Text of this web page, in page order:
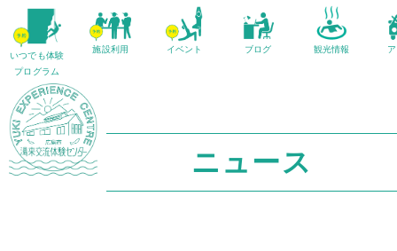
いつでも体験
プログラム
施設利用 イベント ブログ 観光情報
ニュース